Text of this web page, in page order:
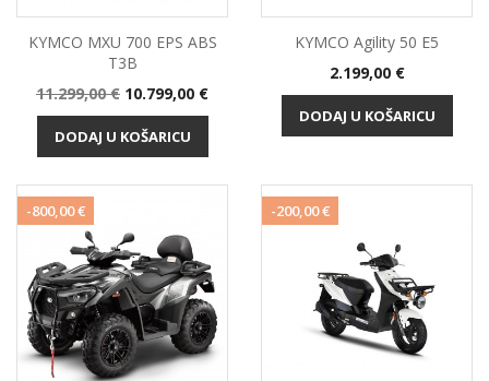
KYMCO MXU 700 EPS ABS
T3B
Standardna
cijena
11.299,00 € Cijena
10.799,00 €
DODAJ U KOŠARICU
KYMCO Agility 50 E5
Cijena
2.199,00 €
DODAJ U KOŠARICU
-800,00 € -200,00 €